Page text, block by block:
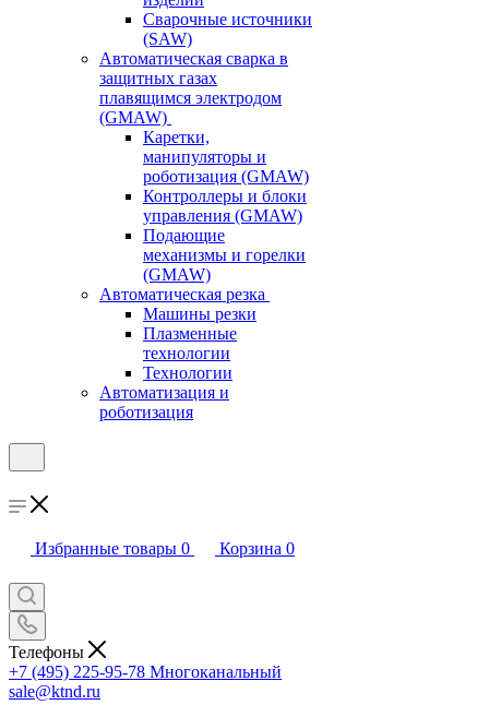
Сварочные источники
(SAW)
Автоматическая сварка в
защитных газах
плавящимся электродом
(GMAW)
Каретки,
манипуляторы и
роботизация (GMAW)
Контроллеры и блоки
управления (GMAW)
Подающие
механизмы и горелки
(GMAW)
Автоматическая резка
Машины резки
Плазменные
технологии
Технологии
Автоматизация и
роботизация
Избранные товары 0 Корзина 0
Телефоны
+7 (495) 225-95-78 Многоканальный
sale@ktnd.ru